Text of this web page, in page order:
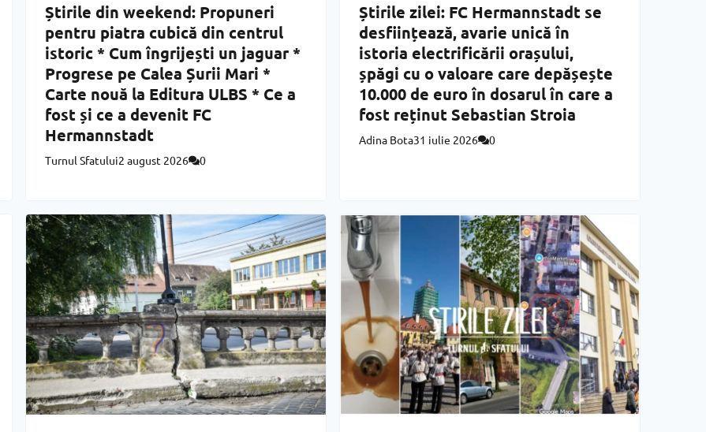
Știrile din weekend: Propuneri
pentru piatra cubică din centrul
istoric * Cum îngrijești un jaguar *
Progrese pe Calea Șurii Mari *
Carte nouă la Editura ULBS * Ce a
fost și ce a devenit FC
Hermannstadt
Turnul Sfatului2 august 2026 0
Știrile zilei: FC Hermannstadt se
desființează, avarie unică în
istoria electrificării orașului,
șpăgi cu o valoare care depășește
10.000 de euro în dosarul în care a
fost reținut Sebastian Stroia
Adina Bota31 iulie 2026 0